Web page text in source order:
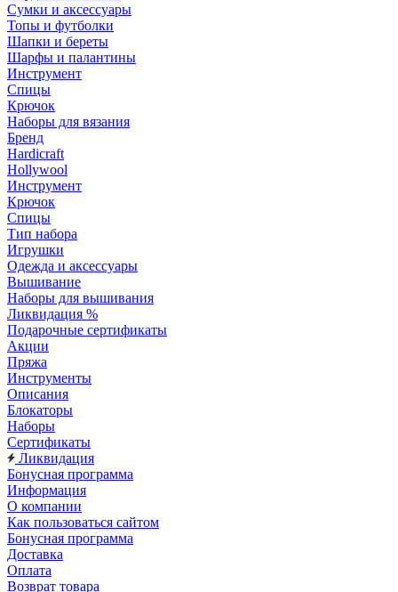
Сумки и аксессуары
Топы и футболки
Шапки и береты
Шарфы и палантины
Инструмент
Спицы
Крючок
Наборы для вязания
Бренд
Hardicraft
Hollywool
Инструмент
Крючок
Спицы
Тип набора
Игрушки
Одежда и аксессуары
Вышивание
Наборы для вышивания
Ликвидация %
Подарочные сертификаты
Акции
Пряжа
Инструменты
Описания
Блокаторы
Наборы
Сертификаты
Ликвидация
Бонусная программа
Информация
О компании
Как пользоваться сайтом
Бонусная программа
Доставка
Оплата
Возврат товара